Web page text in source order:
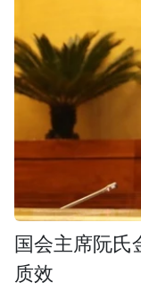
国会主席阮氏
质效